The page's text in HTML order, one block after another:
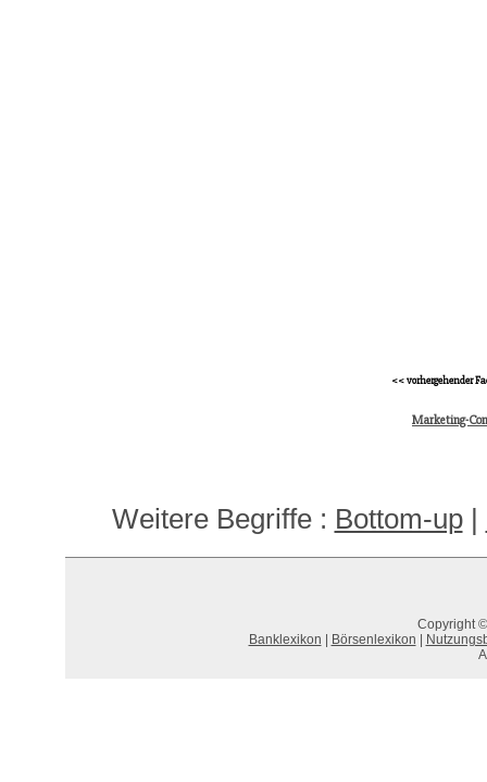
<< vorhergehender
Marketing-
Weitere Begriffe : Bottom-up|
Copyright
Banklexikon
Börsenlexikon